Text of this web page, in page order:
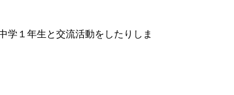
１年生と交流活動をしたりしま